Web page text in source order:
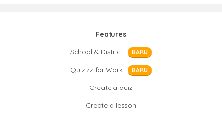
Features
School & District
BARU
Quizizz for Work BARU
Create a quiz
Create a lesson